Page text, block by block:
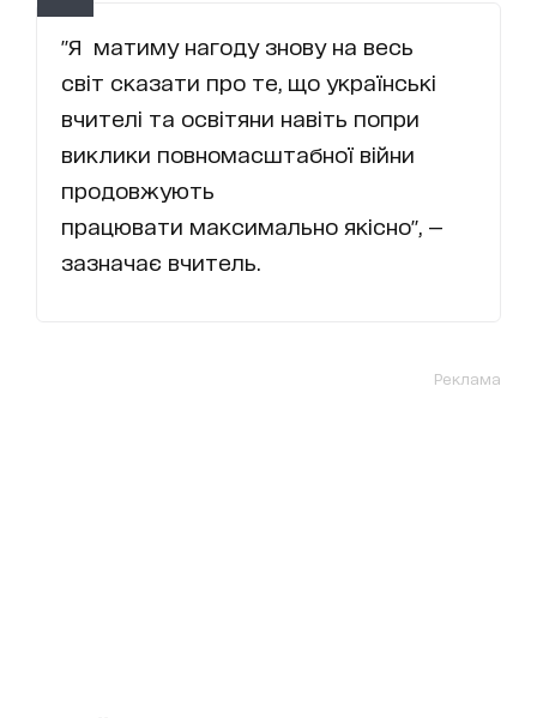
"Я матиму нагоду знову на весь
світ сказати про те, що українські
вчителі та освітяни навіть попри
виклики повномасштабної війни
продовжують
працювати максимально якісно", —
зазначає вчитель.
Реклама